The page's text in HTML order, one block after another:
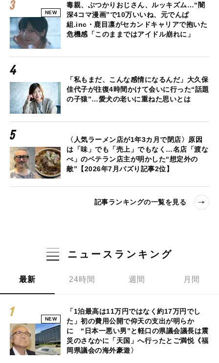
NEW
毒親、ぶつかりおじさん、ルッキズム…“闇
深4コマ漫画”で10万いいね、元でんぱ
組.inc・鹿目凛がセカンドキャリアで抱いた
危機感「このままではアイドル崩れに」
「私もまだ、こんな感情になるんだ」大久保
佳代子が往復4時間かけて会いに行った“話題
の子猿”…愛犬の老いに重ねた思いとは
〈人気ラーメン店が1年3カ月で閉店〉原因
は「味」でも「売上」でもなく…名店「渡な
べ」のベテラン店主が明かした“想定外の
敵”【2026年7月バズり記事2位】
記事ランキングの一覧を見る
ニュースランキング
最新 24時間 週間 月間
NEW
「1泊最高は11万円ではなく約17万円でし
た」初の費用公開で仰天の支出が明らか
に “日本一悪い男”と軽口の県議会議長は震
災のさなかに「天国」へ行ったとご満悦《福
岡県議会の海外豪遊〉